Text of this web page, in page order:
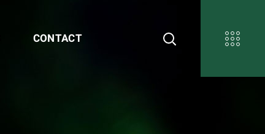
CONTACT